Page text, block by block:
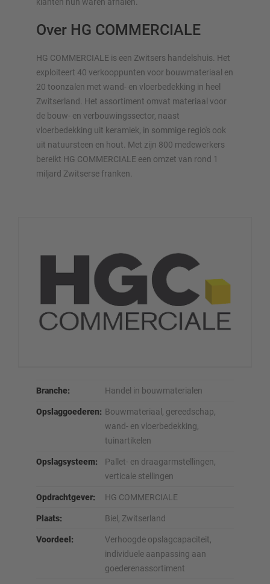
Over HG COMMERCIALE
HG COMMERCIALE is een Zwitsers handelshuis. Het
exploiteert 40 verkooppunten voor bouwmateriaal en
20 toonzalen met wand- en vloerbedekking in heel
Zwitserland. Het assortiment omvat materiaal voor
de bouw- en verbouwingssector, naast
vloerbedekking uit keramiek, in sommige regio's ook
uit natuursteen en hout. Met zijn 800 medewerkers
bereikt HG COMMERCIALE een omzet van rond 1
miljard Zwitserse franken.
Branche: Handel in bouwmaterialen
Opslaggoederen: Bouwmateriaal, gereedschap,
wand- en vloerbedekking,
tuinartikelen
Opslagsysteem:
Pallet- en draagarmstellingen,
verticale stellingen
Opdrachtgever: HG COMMERCIALE
Plaats: Biel, Zwitserland
Voordeel:
Verhoogde opslagcapaciteit,
individuele aanpassing aan
goederenassortiment